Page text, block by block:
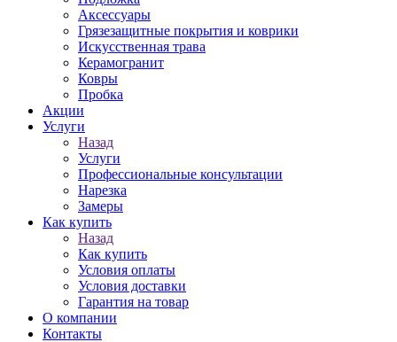
Аксессуары
Грязезащитные покрытия и коврики
Искусственная трава
Керамогранит
Ковры
Пробка
Акции
Услуги
Назад
Услуги
Профессиональные консультации
Нарезка
Замеры
Как купить
Назад
Как купить
Условия оплаты
Условия доставки
Гарантия на товар
О компании
Контакты